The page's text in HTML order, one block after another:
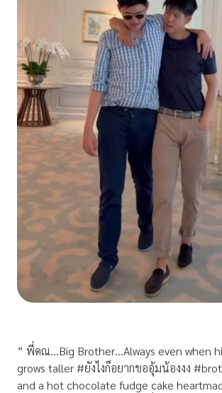
” พี่ดณ…Big Brother…Always even when
grows taller #ยังไงก็อยากขออุ้มน้องงง
and a hot chocolate fudge cake